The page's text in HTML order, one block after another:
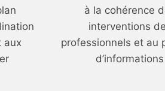
aux
à la cohérence
interventions
professionnels et au
d’informations